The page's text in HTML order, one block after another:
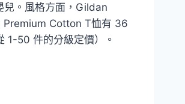
。風格方面，Gildan
Premium Cotton T恤有 36
1-50 件的分級定價）。